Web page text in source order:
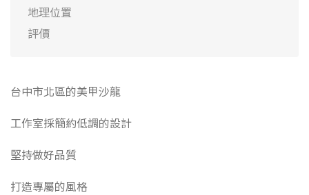
地理位置
評價
台中市北區的美甲沙龍
工作室採簡約低調的設計
堅持做好品質
打造專屬的風格